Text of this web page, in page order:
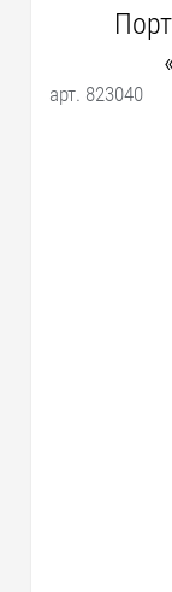
арт. 823040